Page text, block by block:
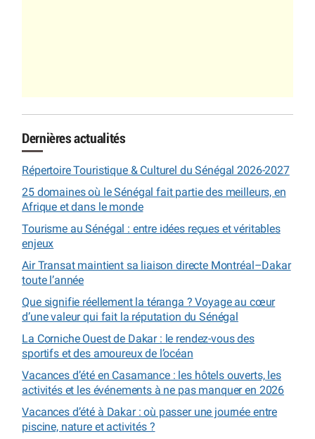
Dernières actualités
Répertoire Touristique & Culturel du Sénégal 2026-2027
25 domaines où le Sénégal fait partie des meilleurs, en
Afrique et dans le monde
Tourisme au Sénégal : entre idées reçues et véritables
enjeux
Air Transat maintient sa liaison directe Montréal–Dakar
toute l’année
Que signifie réellement la téranga ? Voyage au cœur
d’une valeur qui fait la réputation du Sénégal
La Corniche Ouest de Dakar : le rendez-vous des
sportifs et des amoureux de l’océan
Vacances d’été en Casamance : les hôtels ouverts, les
activités et les événements à ne pas manquer en 2026
Vacances d’été à Dakar : où passer une journée entre
piscine, nature et activités ?